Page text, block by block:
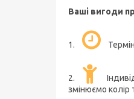
Ваші вигоди
1.
2.
змінюємо колір